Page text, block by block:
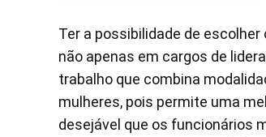
Ter a possibilidade de
não apenas em cargos de
trabalho que combina
mulheres, pois permite uma
desejável que os funcionários